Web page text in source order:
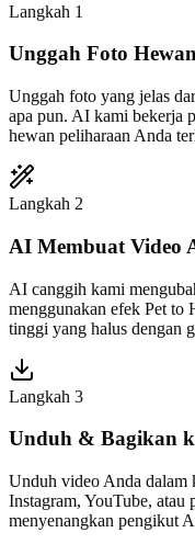
Langkah 1
Unggah Foto
Unggah foto yang jelas
apa pun. AI kami bekerja
hewan peliharaan Anda
Langkah 2
AI Membuat Video
AI canggih kami
menggunakan efek Pet to
tinggi yang halus dengan
Langkah 3
Unduh & Bagikan
Unduh video Anda
Instagram, YouTube, atau
menyenangkan pengikut